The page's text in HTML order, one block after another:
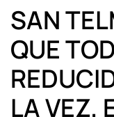
SAN
QUE
LA VEZ,